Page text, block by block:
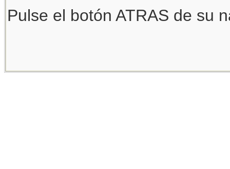
Pulse el botón ATRAS de su